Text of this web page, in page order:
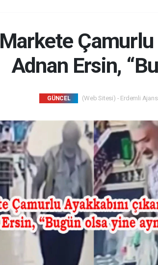
Markete Çamurlu
Adnan Ersin,
GÜNCEL (Web Sitesi) - Erdemli